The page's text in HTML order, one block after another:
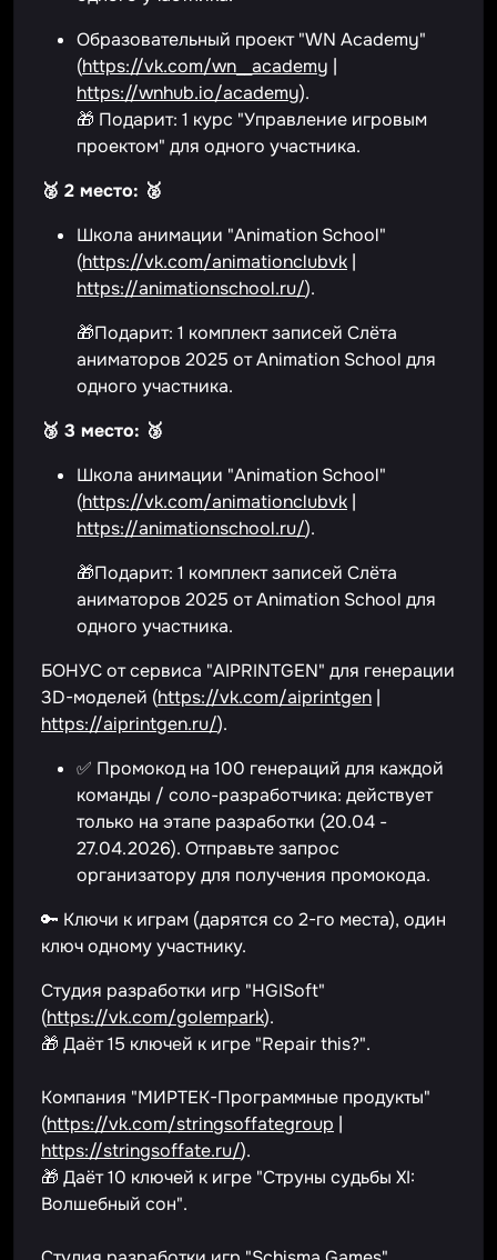
Образовательный проект "WN Academy"
(https://vk.com/wn__academy |
https://wnhub.io/academy).
🎁 Подарит: 1 курс "Управление игровым
проектом" для одного участника.
🥈 2 место: 🥈
Школа анимации "Animation School"
(https://vk.com/animationclubvk |
https://animationschool.ru/).
🎁Подарит: 1 комплект записей Слëта
аниматоров 2025 от Animation School для
одного участника.
🥉 3 место: 🥉
Школа анимации "Animation School"
(https://vk.com/animationclubvk |
https://animationschool.ru/).
🎁Подарит: 1 комплект записей Слëта
аниматоров 2025 от Animation School для
одного участника.
БОНУС от сервиса "AIPRINTGEN" для генерации
3D-моделей (https://vk.com/aiprintgen |
https://aiprintgen.ru/).
✅ Промокод на 100 генераций для каждой
команды / соло-разработчика: действует
только на этапе разработки (20.04 -
27.04.2026). Отправьте запрос
организатору для получения промокода.
🔑 Ключи к играм (дарятся со 2-го места), один
ключ одному участнику.
Студия разработки игр "HGISoft"
(https://vk.com/golempark).
🎁 Даёт 15 ключей к игре "Repair this?".
Компания "МИРТЕК-Программные продукты"
(https://vk.com/stringsoffategroup |
https://stringsoffate.ru/).
🎁 Даёт 10 ключей к игре "Струны судьбы XI:
Волшебный сон".